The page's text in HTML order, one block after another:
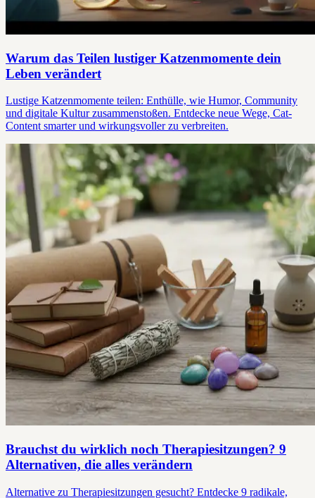
Warum das Teilen lustiger Katzenmomente dein
Leben verändert
Lustige Katzenmomente teilen: Enthülle, wie Humor, Community
und digitale Kultur zusammenstoßen. Entdecke neue Wege, Cat-
Content smarter und wirkungsvoller zu verbreiten.
Brauchst du wirklich noch Therapiesitzungen? 9
Alternativen, die alles verändern
Alternative zu Therapiesitzungen gesucht? Entdecke 9 radikale,